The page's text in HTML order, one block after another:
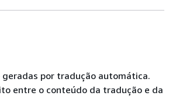
geradas por tradução automática.
entre o conteúdo da tradução e da